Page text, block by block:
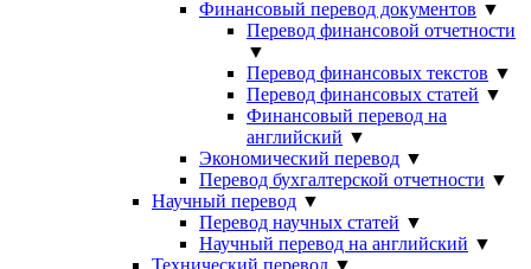
Финансовый перевод документов ▼
Перевод финансовой отчетности
▼
Перевод финансовых текстов ▼
Перевод финансовых статей ▼
Финансовый перевод на
английский ▼
Экономический перевод ▼
Перевод бухгалтерской отчетности ▼
Научный перевод ▼
Перевод научных статей ▼
Научный перевод на английский ▼
Технический перевод ▼